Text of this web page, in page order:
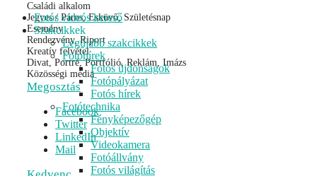
Fotós videós kereső
Szakcikkek
Legújabb szakcikkek
Fotóhírek
Fotós újdonságok
Fotópályázat
Fotós hírek
Fotótechnika
Fényképezőgép
Objektív
Videokamera
Fotóállvány
Fotós világítás
Családi alkalom
Jegyes / Páros, Esküvő, Születésnap
Esemény
Rendezvény, Riport
Kreatív felvétel
Divat, Portré, Portfólió, Reklám, Imázs
Közösségi média
Megosztás
Facebook
Twitter
LinkedIn
Mail